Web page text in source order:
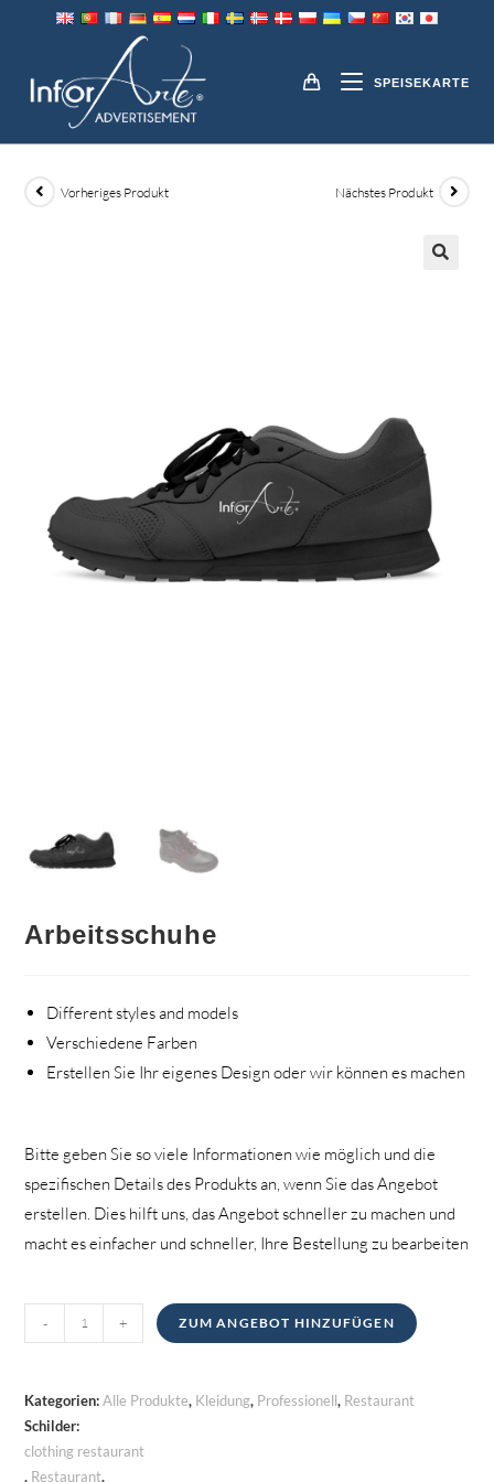
SPEISEKARTE
ARBEITSSCHUHE
Vorheriges Produkt Nächstes Produkt
Arbeitsschuhe
Different styles and models
Verschiedene Farben
Erstellen Sie Ihr eigenes Design oder wir können es machen
Bitte geben Sie so viele Informationen wie möglich und die
spezifischen Details des Produkts an, wenn Sie das Angebot
erstellen. Dies hilft uns, das Angebot schneller zu machen und
macht es einfacher und schneller, Ihre Bestellung zu bearbeiten
Arbeitsschuhe
Menge
- + ZUM ANGEBOT HINZUFÜGEN
Kategorien:Alle Produkte, Kleidung, Professionell, Restaurant
Schilder:
clothing restaurant
, Restaurant,